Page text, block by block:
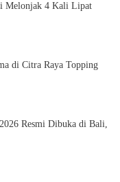
Melonjak 4 Kali Lipat
di Citra Raya Topping
Resmi Dibuka di Bali,